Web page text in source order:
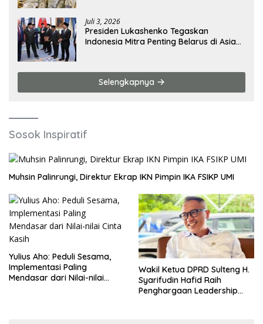
Juli 3, 2026
Presiden Lukashenko Tegaskan
Indonesia Mitra Penting Belarus di Asia
Selengkapnya
Sosok Inspiratif
Muhsin Palinrungi, Direktur Ekrap IKN Pimpin IKA FSIKP UMI
Yulius Aho: Peduli Sesama,
Implementasi Paling
Mendasar dari Nilai-nilai
Wakil Ketua DPRD Sulteng H.
Syarifudin Hafid Raih
Penghargaan Leadership